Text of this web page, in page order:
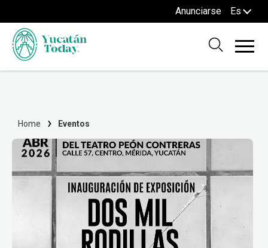
Anunciarse Es
Home Eventos